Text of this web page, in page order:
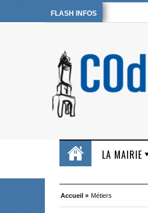
FLASH INFOS
LA MAIRIE
Accueil » Métiers